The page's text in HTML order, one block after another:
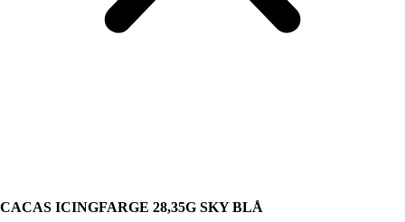
CACAS ICINGFARGE 28,35G SKY BLÅ